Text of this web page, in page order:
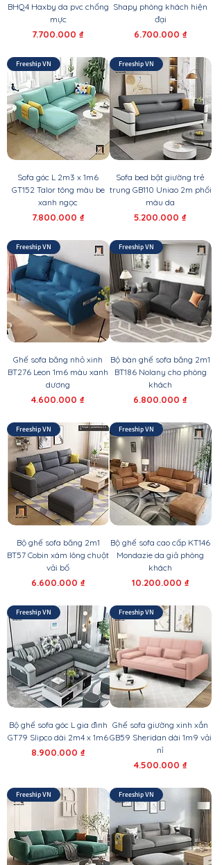
BHQ4 Haxby da pvc chống
mực
Giá
7.700.000 ₫
Shapy phòng khách hiện
đại
Giá
6.700.000 ₫
Freeship VN
Sofa góc L 2m3 x 1m6
GT152 Talor tông màu be
xanh ngọc
Giá
7.800.000 ₫
Freeship VN
Sofa bed bật giường trẻ
trung GB110 Uniao 2m phối
màu da
Giá
5.200.000 ₫
Freeship VN
Ghế sofa băng nhỏ xinh
BT276 Leon 1m6 màu xanh
dương
Giá
4.600.000 ₫
Freeship VN
Bộ bàn ghế sofa băng 2m1
BT186 Nolany cho phòng
khách
Giá
6.800.000 ₫
Freeship VN
Bộ ghế sofa băng 2m1
BT57 Cobin xám lông chuột
vải bố
Giá
6.600.000 ₫
Freeship VN
Bộ ghế sofa cao cấp KT146
Mondazie da giả phòng
khách
Giá
10.200.000 ₫
Freeship VN
Bộ ghế sofa góc L gia đình
GT79 Slipco dài 2m4 x 1m6
Giá
8.900.000 ₫
Freeship VN
Ghế sofa giường xinh xắn
GB59 Sheridan dài 1m9 vải
nỉ
Giá
4.500.000 ₫
Freeship VN Freeship VN